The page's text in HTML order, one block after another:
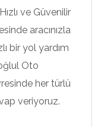
ve Güvenilir
aracınızla
bir yol yardım
Oto
her türlü
veriyoruz.